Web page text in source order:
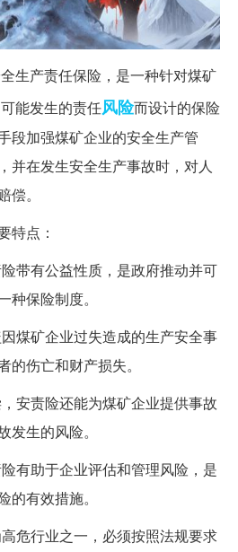
生产责任保险，是一种针对煤矿
能发生的责任风险而设计的保险
段加强煤矿企业的安全生产管
并在发生安全生产事故时，对人
。
特点：
带有公益性质，是政府推动并可
保险制度。
煤矿企业过失造成的生产安全事
伤亡和财产损失。
安责险还能为煤矿企业提供事故
生的风险。
有助于企业评估和管理风险，是
有效措施。
危行业之一，必须按照法规要求